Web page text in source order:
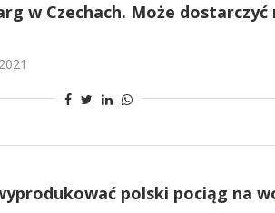
w Czechach. Może dostarczyć
polski pociąg na